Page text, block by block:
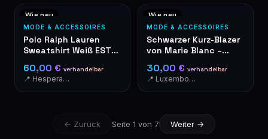
Wie neu
MODE & ACCESSOIRES
Polo Ralph Lauren
Sweatshirt Weiß EST
60,00 € verhandelbar
📍 Hesperange
Wie neu
MODE & ACCESSOIRES
Schwarzer Kurz-Blazer
von Marie Blanc –
30,00 € verhandelbar
📍 Luxembourg-Cents
← Zurück Seite 1 von 7 Weiter →